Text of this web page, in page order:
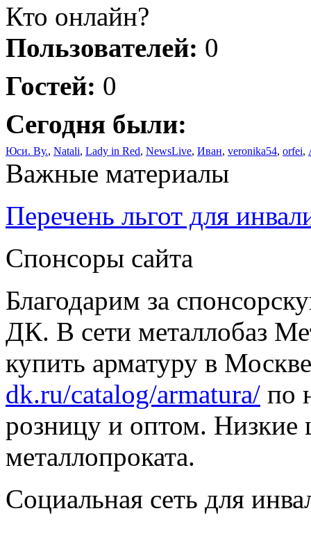
Кто онлайн?
Пользователей: 0
Гостей: 0
Сегодня были:
Юси. Ву., Natali, Lady in Red, NewsLive, Иван, veronika54, orfei,
Важные материалы
Перечень льгот для
Спонсоры сайта
Благодарим за
ДК. В сети металлобаз
купить арматуру в
dk.ru/catalog/armatura/ по
розницу и оптом. Низкие
металлопроката.
Социальная сеть для